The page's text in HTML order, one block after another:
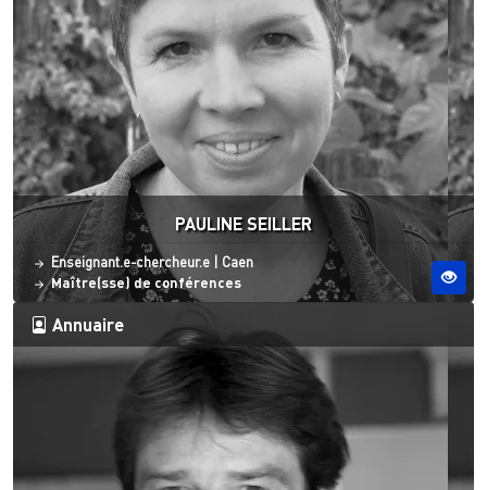
PAULINE SEILLER
Statut
Enseignant.e-chercheur.e Site ESO
Caen
Maître(sse) de conférences
Annuaire